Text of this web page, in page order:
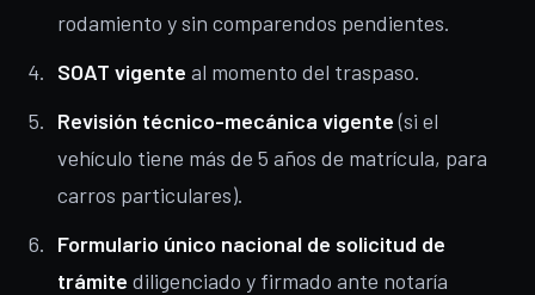
rodamiento y sin comparendos pendientes.
SOAT vigente al momento del traspaso.
Revisión técnico-mecánica vigente(si el
vehículo tiene más de 5 años de matrícula, para
carros particulares).
Formulario único nacional de solicitud de
trámite diligenciado y firmado ante notaría